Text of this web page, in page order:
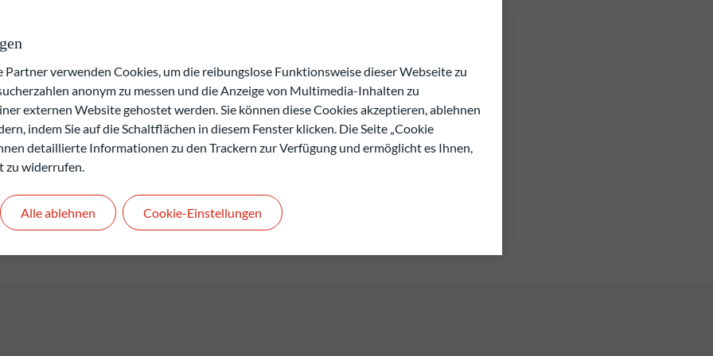
Eine stringente Due-Diligence-Prüfung aller zugrunde
sicher. Diese flexible, diversifizierte ETF-Lösung
die eine kostengünstige Möglichkeit für ein
kann die frühere Wertentwicklung nicht veröffentlicht
keine Rückschlüsse auf die künftige
Partner verwenden Cookies, um die reibungslose Funktionsweise dieser Webseite zu
anonym zu messen und die Anzeige von Multimedia-Inhalten zu
externen Website gehostet werden. Sie können diese Cookies akzeptieren, ablehnen
indem Sie auf die Schaltflächen in diesem Fenster klicken. Die Seite „Cookie
detaillierte Informationen zu den Trackern zur Verfügung und ermöglicht es Ihnen,
zu widerrufen.
Alle ablehnen Cookie-Einstellungen